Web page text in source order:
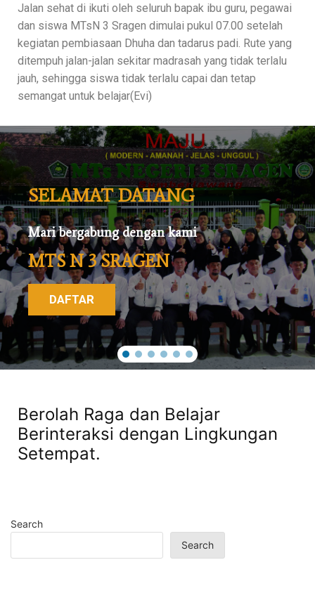
Jalan sehat di ikuti oleh seluruh bapak ibu guru, pegawai
dan siswa MTsN 3 Sragen dimulai pukul 07.00 setelah
kegiatan pembiasaan Dhuha dan tadarus padi. Rute yang
ditempuh jalan-jalan sekitar madrasah yang tidak terlalu
jauh, sehingga siswa tidak terlalu capai dan tetap
semangat untuk belajar(Evi)
SELAMAT DATANG
Mari bergabung dengan kami
MTS N 3 SRAGEN
DAFTAR
Berolah Raga dan Belajar
Berinteraksi dengan Lingkungan
Setempat.
Search
Search